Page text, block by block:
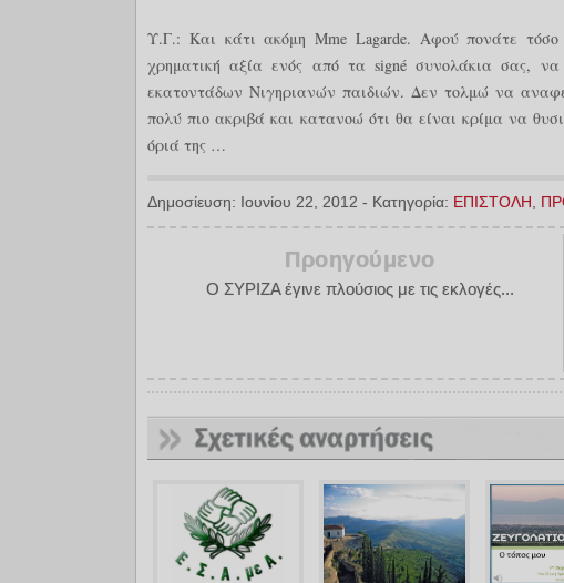
Υ.Γ.: Και κάτι ακόμη Mme Lagarde. Αφού πονάτε
χρηματική αξία ενός από τα signé συνολάκια σας, να
εκατοντάδων Νιγηριανών παιδιών. Δεν τολμώ να
πολύ πιο ακριβά και κατανοώ ότι θα είναι κρίμα να
όριά της …
Δημοσίευση: Ιουνίου 22, 2012 - Κατηγορία: ΕΠΙΣΤΟΛΗ
Προηγούμενο
Ο ΣΥΡΙΖΑ έγινε πλούσιος με τις εκλογές...